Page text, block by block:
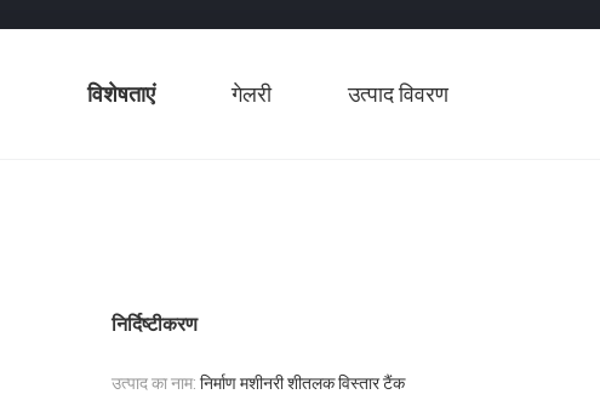
विशेषताएं गेलरी उत्पाद विवरण
निर्दिष्टीकरण
उत्पाद का नाम: निर्माण मशीनरी शीतलक विस्तार टैंक